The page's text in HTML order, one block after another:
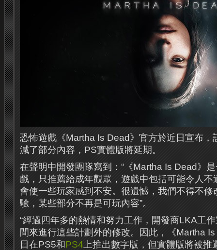
恐怖遊戲《Martha Is Dead》官方於近日宣布，
減了部分內容，PS實體版將延期。
在聲明中開發團隊寫到：“《Martha Is Dead》
戲，只推薦給成年觀眾，遊戲中包括可能令人
會使一些玩家感到不安。很遺憾，我們不得不修
驗，某些部分不再是可玩內容”。
“經過四年多的熱情和努力工作，開發商LKA工
間來進行這些計劃外的修改。因此，《Martha
日在PS5和PS4 上推出數字版，但實體版將被推